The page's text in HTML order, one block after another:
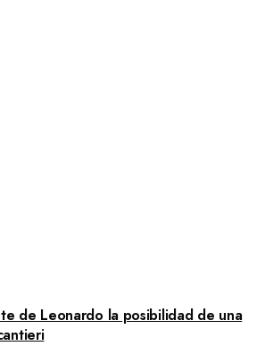
de Leonardo la posibilidad de una